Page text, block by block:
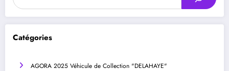
Catégories
AGORA 2025 Véhicule de Collection "DELAHAYE"